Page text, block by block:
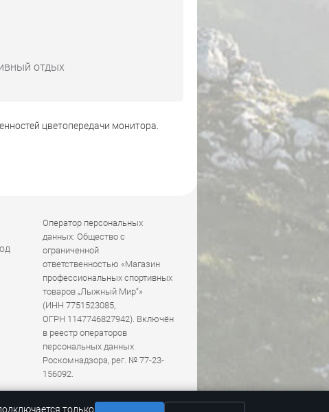
отдых
цветопередачи монитора.
Оператор персональных
данных: Общество с
ограниченной
ответственностью «Магазин
профессиональных спортивных
товаров „Лыжный Мир“»
(ИНН 7751523085,
ОГРН 1147746827942). Включён
в реестр операторов
персональных данных
Роскомнадзора, рег. № 77-23-
156092.
только